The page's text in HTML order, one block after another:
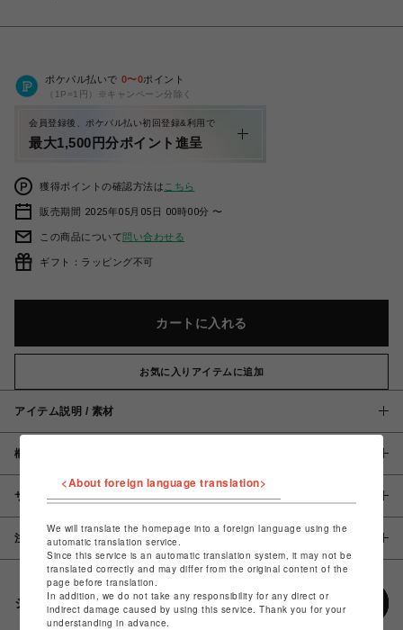
ポケパル払いで 0〜0ポイント
（1P=1円）※キャンペーン分除く
会員登録後、ポケパル払い初回登録&利用で
最大1,500円分ポイント進呈
獲得ポイントの確認方法は こちら
販売期間 2025年05月05日 00時00分 〜
この商品について問い合わせる
ギフト：ラッピング不可
カートに入れる
お気に入りアイテムに追加
アイテム説明 / 素材
概要
サイズ
注意事項
シェアする
<About foreign language translation>
We will translate the homepage into a foreign language using the
automatic translation service.
Since this service is an automatic translation system, it may not be
translated correctly and may differ from the original content of the
page before translation.
In addition, we do not take any responsibility for any direct or
indirect damage caused by using this service. Thank you for your
understanding in advance.